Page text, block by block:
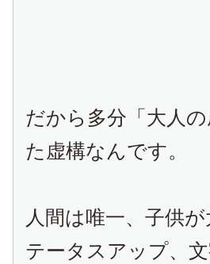
だから多分「大人
た虚構なんです。
人間は唯一、子供
テータスアップ、